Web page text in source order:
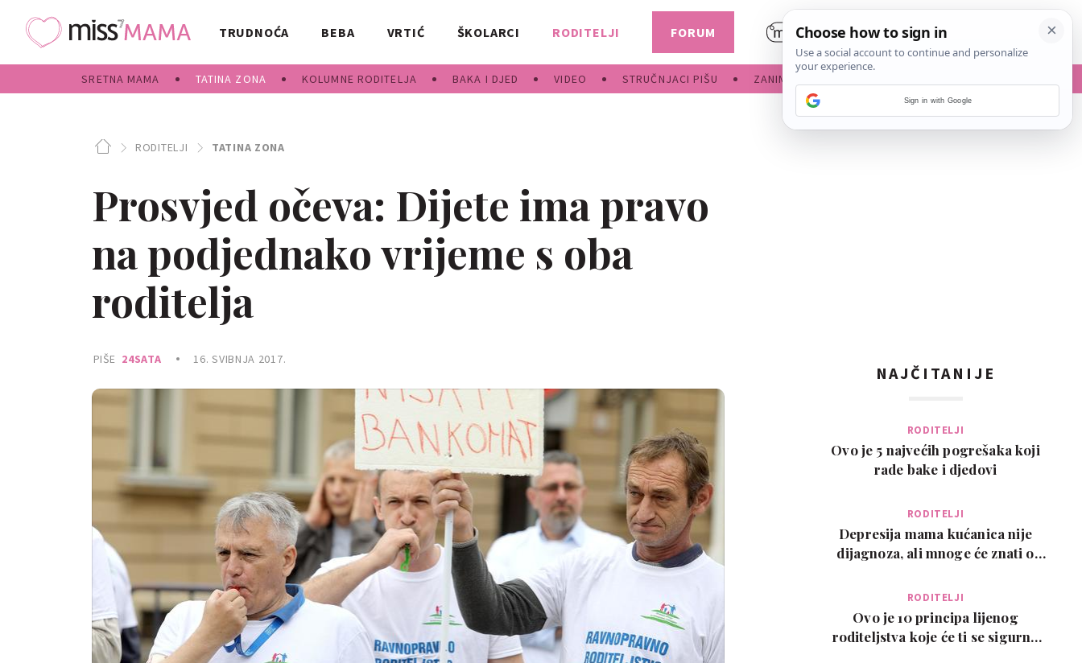
TRUDNOĆA BEBA VRTIĆ ŠKOLARCI RODITELJI
SRETNA MAMA TATINA ZONA KOLUMNE RODITELJA BAKA I DJED VIDEO STRUČNJACI PIŠU ZANIMLJIVOSTI
FORUM
RODITELJI TATINA ZONA
Prosvjed očeva: Dijete ima pravo
na podjednako vrijeme s oba
roditelja
PIŠE 24SATA 16. SVIBNJA 2017.
NAJČITANIJE
RODITELJI
Ovo je 5 najvećih pogrešaka koji
rade bake i djedovi
RODITELJI
Depresija mama kućanica nije
dijagnoza, ali mnoge će znati o
RODITELJI
Ovo je 10 principa lijenog
roditeljstva koje će ti se sigurno
Sign in with Google